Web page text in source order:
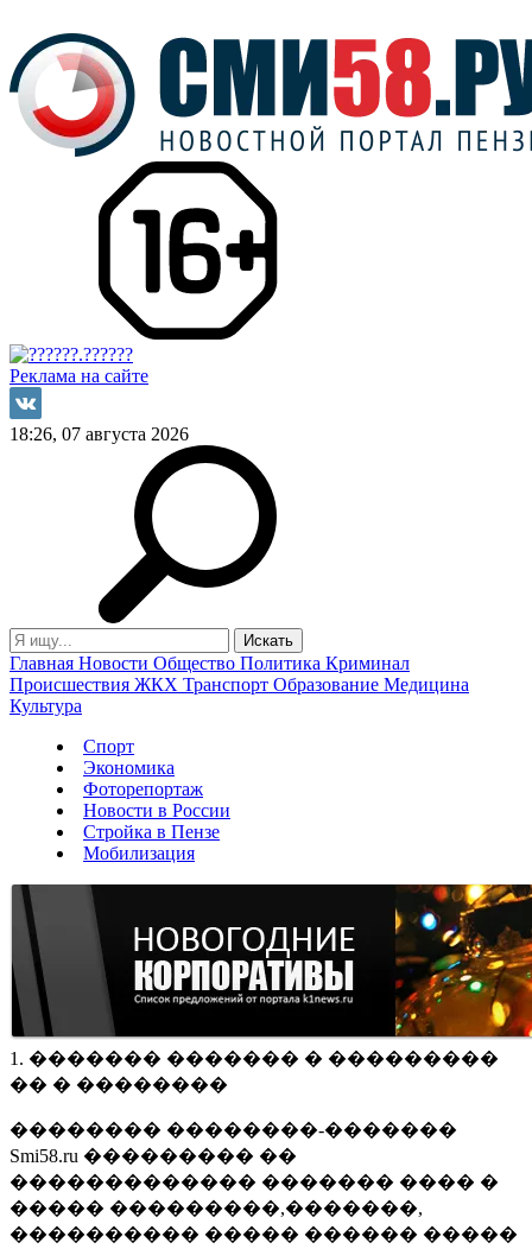
Реклама на сайте
18:26, 07 августа 2026
Главная Новости Общество Политика Криминал
Происшествия ЖКХ Транспорт Образование Медицина
Культура
Спорт
Экономика
Фоторепортаж
Новости в России
Стройка в Пензе
Мобилизация
1. ������� ������� � ���������
�� � ��������
�������� ��������-�������
Smi58.ru ��������� ��
������������� ������� ���� �
����� ���������,�������,
���������� ����� ������ �����